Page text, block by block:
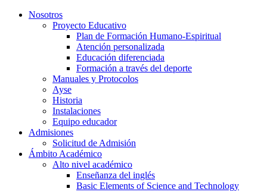
Nosotros
Proyecto Educativo
Plan de Formación Humano-Espiritual
Atención personalizada
Educación diferenciada
Formación a través del deporte
Manuales y Protocolos
Ayse
Historia
Instalaciones
Equipo educador
Admisiones
Solicitud de Admisión
Ámbito Académico
Alto nivel académico
Enseñanza del inglés
Basic Elements of Science and Technology